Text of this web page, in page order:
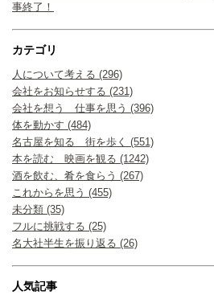
事終了！
カテゴリ
人について考える (296)
会社をお知らせする (231)
会社を想う 仕事を思う (396)
体を動かす (484)
名古屋を知る 街を歩く (551)
本を読む 映画を観る (1242)
酒を飲む、肴を食らう (267)
これからを思う (455)
未分類 (35)
フルに挑戦する (25)
名大社半生を振り返る (26)
人気記事